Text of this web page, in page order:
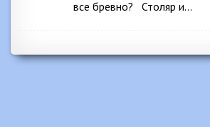
все бревно? Столяр и…